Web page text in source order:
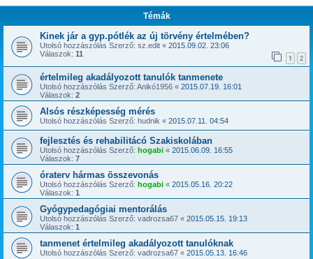
Témák
Kinek jár a gyp.pótlék az új törvény értelmében?
Utolsó hozzászólás Szerző: sz.edit « 2015.09.02. 23:06
Válaszok: 11 1 2
értelmileg akadályozott tanulók tanmenete
Utolsó hozzászólás Szerző: Anikó1956 « 2015.07.19. 16:01
Válaszok: 2
Alsós részképesség mérés
Utolsó hozzászólás Szerző: hudnik « 2015.07.11. 04:54
fejlesztés és rehabilitácó Szakiskolában
Utolsó hozzászólás Szerző: hogabi « 2015.06.09. 16:55
Válaszok: 7
óraterv hármas összevonás
Utolsó hozzászólás Szerző: hogabi « 2015.05.16. 20:22
Válaszok: 1
Gyógypedagógiai mentorálás
Utolsó hozzászólás Szerző: vadrozsa67 « 2015.05.15. 19:13
Válaszok: 1
tanmenet értelmileg akadályozott tanulóknak
Utolsó hozzászólás Szerző: vadrozsa67 « 2015.05.13. 16:46